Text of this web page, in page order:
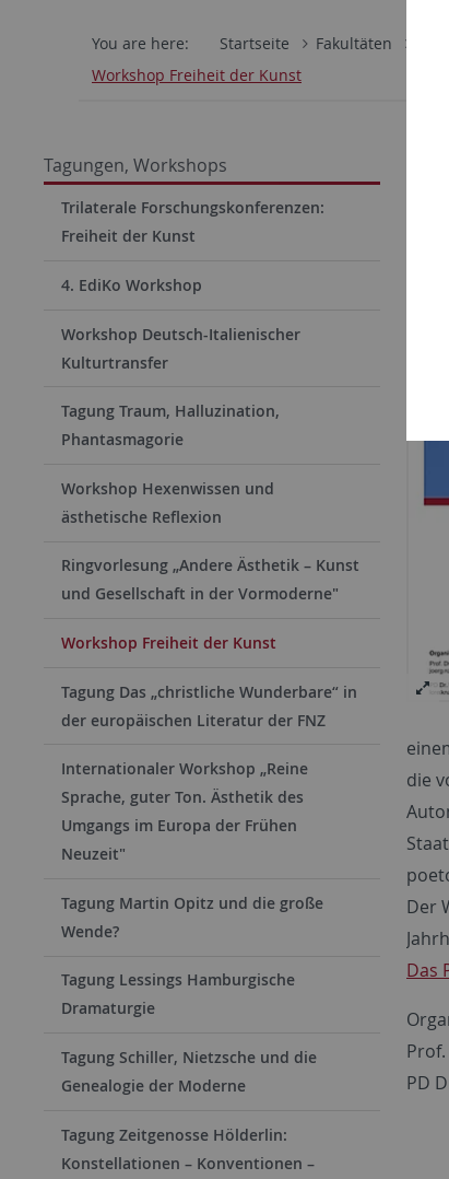
You are here: Startseite Fakultäten
Workshop Freiheit der Kunst
Tagungen, Workshops
Trilaterale Forschungskonferenzen:
Freiheit der Kunst
4. EdiKo Workshop
Workshop Deutsch-Italienischer
Kulturtransfer
Tagung Traum, Halluzination,
Phantasmagorie
Workshop Hexenwissen und
ästhetische Reflexion
Ringvorlesung „Andere Ästhetik – Kunst
und Gesellschaft in der Vormoderne"
Workshop Freiheit der Kunst
Tagung Das „christ­li­che Wun­der­ba­re“ in
der eu­ro­pä­i­schen Li­te­ra­tur der FNZ
Internationaler Workshop „Reine
Sprache, guter Ton. Ästhetik des
Umgangs im Europa der Frühen
Neuzeit"
Tagung Martin Opitz und die große
Wende?
Tagung Lessings Hamburgische
Dramaturgie
Tagung Schiller, Nietzsche und die
Genealogie der Moderne
Tagung Zeitgenosse Hölderlin:
Konstellationen – Konventionen –
die
Der
Das
PD